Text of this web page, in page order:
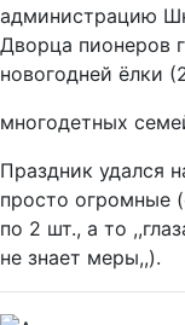
администрацию
Дворца пионеров
новогодней ёлки
многодетных
Праздник удался
просто огромные
по 2 шт., а то
не знает меры,,).